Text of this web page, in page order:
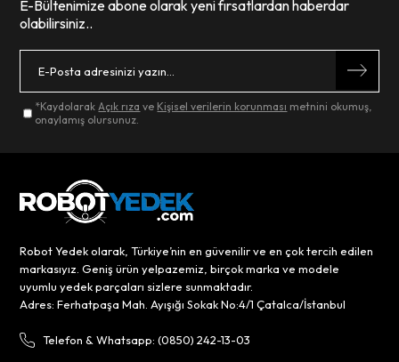
E-Bültenimize abone olarak yeni fırsatlardan haberdar
olabilirsiniz..
*KaydolarakAçık rıza ve Kişisel verilerin korunması metnini okumuş,
onaylamış olursunuz.
Robot Yedek olarak, Türkiye’nin en güvenilir ve en çok tercih edilen
markasıyız. Geniş ürün yelpazemiz, birçok marka ve modele
uyumlu yedek parçaları sizlere sunmaktadır.
Adres: Ferhatpaşa Mah. Ayışığı Sokak No:4/1 Çatalca/İstanbul
Telefon & Whatsapp: (0850) 242-13-03